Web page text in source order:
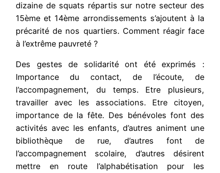
dizaine de squats répartis sur notre secteur des
15ème et 14ème arrondissements s’ajoutent à la
précarité de nos quartiers. Comment réagir face
à l’extrême pauvreté ?
Des gestes de solidarité ont été exprimés :
Importance du contact, de l’écoute, de
l’accompagnement, du temps. Etre plusieurs,
travailler avec les associations. Etre citoyen,
importance de la fête. Des bénévoles font des
activités avec les enfants, d’autres animent une
bibliothèque de rue, d’autres font de
l’accompagnement scolaire, d’autres désirent
mettre en route l’alphabétisation pour les